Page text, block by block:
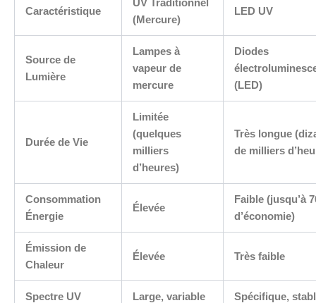
Caractéristique
UV Traditionnel
(Mercure)
LED UV
Source de
Lumière
Lampes à
vapeur de
mercure
Diodes
(LED)
Durée de Vie
Limitée
(quelques
milliers
d’heures)
Très longue
de milliers
Consommation
Énergie
Élevée
Faible (jusqu’à
d’économie)
Émission de
Chaleur
Élevée Très faible
Spectre UV Large, variable Spécifique,